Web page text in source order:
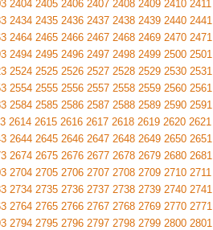
2404 2405 2406 2407 2408 2409 2410 2411
2434 2435 2436 2437 2438 2439 2440 2441
2464 2465 2466 2467 2468 2469 2470 2471
2494 2495 2496 2497 2498 2499 2500 2501
2524 2525 2526 2527 2528 2529 2530 2531
2554 2555 2556 2557 2558 2559 2560 2561
2584 2585 2586 2587 2588 2589 2590 2591
2614 2615 2616 2617 2618 2619 2620 2621
2644 2645 2646 2647 2648 2649 2650 2651
2674 2675 2676 2677 2678 2679 2680 2681
2704 2705 2706 2707 2708 2709 2710 2711
2734 2735 2736 2737 2738 2739 2740 2741
2764 2765 2766 2767 2768 2769 2770 2771
2794 2795 2796 2797 2798 2799 2800 2801